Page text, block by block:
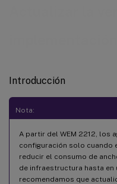
Introducción
Nota:
A partir del WEM 2212, los
configuración solo cuando
reducir el consumo de
de infraestructura hasta en
recomendamos que